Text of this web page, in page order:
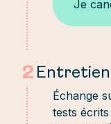
Je
2
Échange
tests